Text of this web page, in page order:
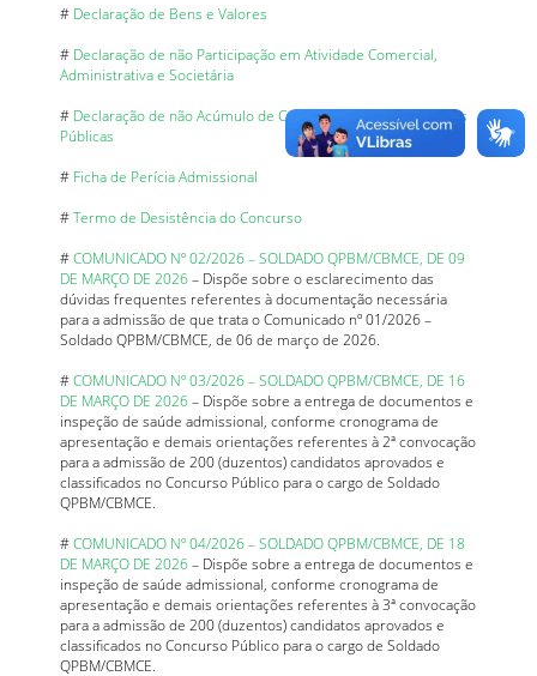
# Declaração de Bens e Valores
# Declaração de não Participação em Atividade Comercial,
Administrativa e Societária
# Declaração de não Acúmulo de Cargos, Empregos e Funções
Públicas
# Ficha de Perícia Admissional
#Termo de Desistência do Concurso
#COMUNICADO Nº 02/2026 – SOLDADO QPBM/CBMCE, DE 09
DE MARÇO DE 2026– Dispõe sobre o esclarecimento das
dúvidas frequentes referentes à documentação necessária
para a admissão de que trata o Comunicado nº 01/2026 –
Soldado QPBM/CBMCE, de 06 de março de 2026.
#COMUNICADO Nº 03/2026 – SOLDADO QPBM/CBMCE, DE 16
DE MARÇO DE 2026– Dispõe sobre a entrega de documentos e
inspeção de saúde admissional, conforme cronograma de
apresentação e demais orientações referentes à 2ª convocação
para a admissão de 200 (duzentos) candidatos aprovados e
classificados no Concurso Público para o cargo de Soldado
QPBM/CBMCE.
#COMUNICADO Nº 04/2026 – SOLDADO QPBM/CBMCE, DE 18
DE MARÇO DE 2026– Dispõe sobre a entrega de documentos e
inspeção de saúde admissional, conforme cronograma de
apresentação e demais orientações referentes à 3ª convocação
para a admissão de 200 (duzentos) candidatos aprovados e
classificados no Concurso Público para o cargo de Soldado
QPBM/CBMCE.